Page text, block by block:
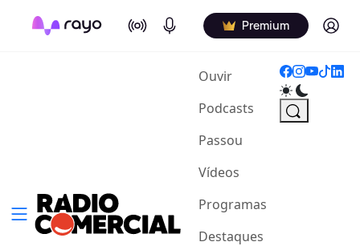
On Air Podcasts Premium Log in
Ouvir(current)
Podcasts
Passou
Vídeos
Programas
Destaques